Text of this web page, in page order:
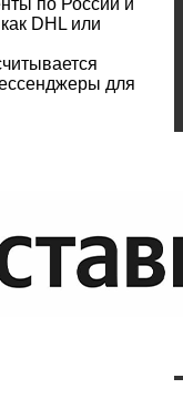
DHL или
для